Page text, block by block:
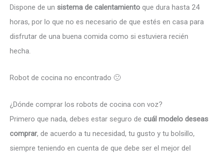
Dispone de un sistema de calentamiento que dura hasta 24
horas, por lo que no es necesario de que estés en casa para
disfrutar de una buena comida como si estuviera recién
hecha.
Robot de cocina no encontrado 🙁
¿Dónde comprar los robots de cocina con voz?
Primero que nada, debes estar seguro de cuál modelo deseas
comprar, de acuerdo a tu necesidad, tu gusto y tu bolsillo,
siempre teniendo en cuenta de que debe ser el mejor del